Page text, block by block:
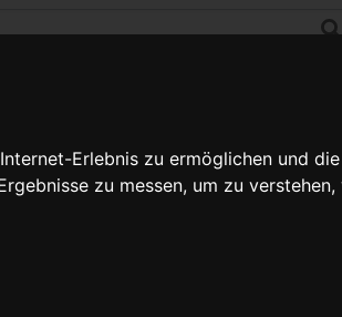
Erlebnis zu ermöglichen und
zu messen, um zu
Die Ausgabe kann durch die Auswahl
(Groß-/Kleinschreibung muss